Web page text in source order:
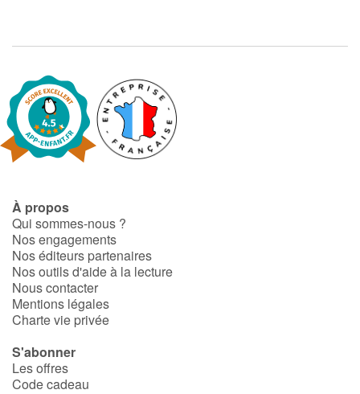
À propos
Qui sommes-nous ?
Nos engagements
Nos éditeurs partenaires
Nos outils d'aide à la lecture
Nous contacter
Mentions légales
Charte vie privée
S'abonner
Les offres
Code cadeau